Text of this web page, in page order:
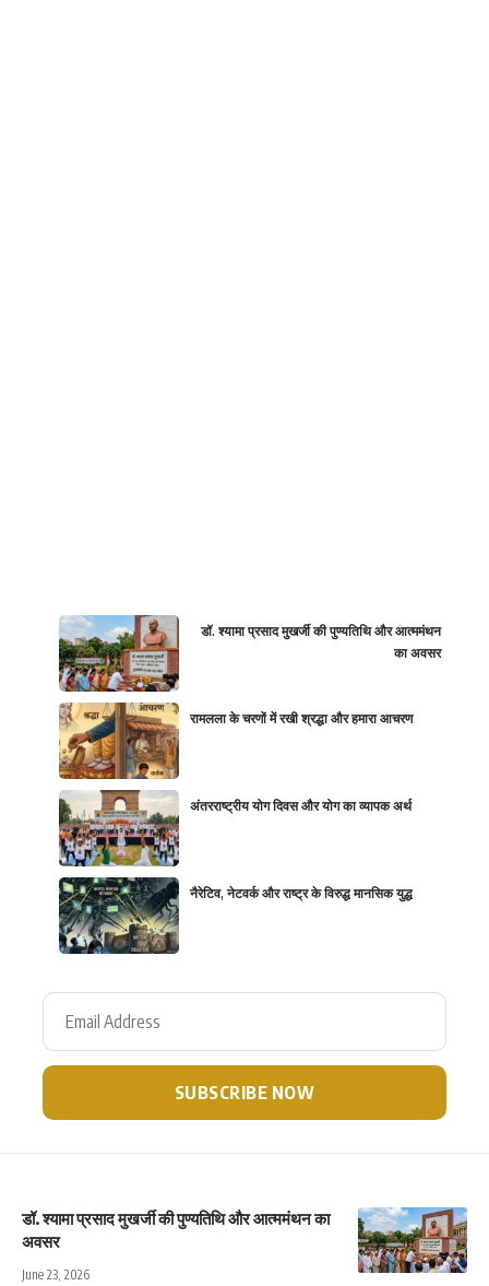
डॉ. श्यामा प्रसाद मुखर्जी की पुण्यतिथि और आत्ममंथन
का अवसर
रामलला के चरणों में रखी श्रद्धा और हमारा आचरण
अंतरराष्ट्रीय योग दिवस और योग का व्यापक अर्थ
नैरेटिव, नेटवर्क और राष्ट्र के विरुद्ध मानसिक युद्ध
डॉ. श्यामा प्रसाद मुखर्जी की पुण्यतिथि और आत्ममंथन का
अवसर
June 23, 2026